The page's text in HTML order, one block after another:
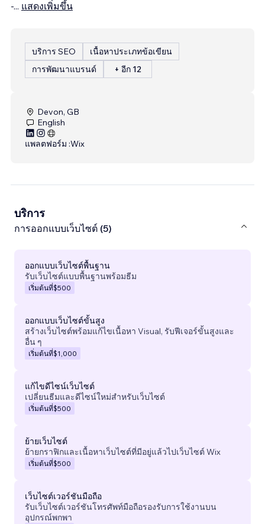
-... แสดงเพิ่มขึ้น
บริการ SEO
เนื้อหาประเภทข้อเขียน
การพัฒนาแบรนด์
+ อีก 12
Devon, GB
English
แพลตฟอร์ม :Wix
บริการ
การออกแบบเว็บไซต์ (5)
ออกแบบเว็บไซต์พื้นฐาน
รับเว็บไซต์แบบพื้นฐานพร้อมธีม
เริ่มต้นที่$500
ออกแบบเว็บไซต์ขั้นสูง
สร้างเว็บไซต์พร้อมแก้ไขเนื้อหา Visual, รับฟีเจอร์ขั้นสูงและ
อื่น ๆ
เริ่มต้นที่$1,000
แก้ไขดีไซน์เว็บไซต์
เปลี่ยนธีมและดีไซน์ใหม่สำหรับเว็บไซต์
เริ่มต้นที่$500
ย้ายเว็บไซต์
ย้ายกราฟิกและเนื้อหาเว็บไซต์ที่มีอยู่แล้วไปเว็บไซต์ Wix
เริ่มต้นที่$500
เว็บไซต์เวอร์ชันมือถือ
รับเว็บไซต์เวอร์ชันโทรศัพท์มือถือรองรับการใช้งานบน
อุปกรณ์พกพา